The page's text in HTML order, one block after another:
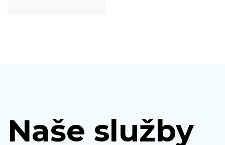
Naše služby